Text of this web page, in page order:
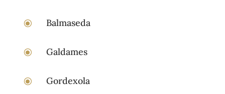
\ Balmaseda
\ Galdames
\ Gordexola